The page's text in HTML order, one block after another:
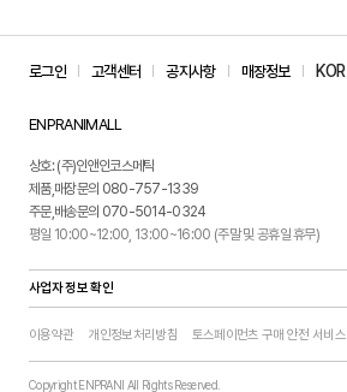
로그인 고객센터 공지사항 매장정보 KOR
ENPRANIMALL
상호: (주)인앤인코스메틱
제품,매장문의 080-757-1339
주문,배송문의 070-5014-0324
평일 10:00~12:00, 13:00~16:00 (주말 및 공휴일 휴무)
사업자 정보 확인
이용약관 개인정보처리방침 토스페이먼츠 구매 안전 서비스
Copyright ENPRANI All Rights Reserved.